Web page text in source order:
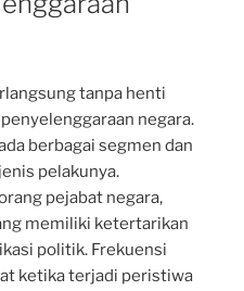
tanpa henti
negara.
berbagai segmen dan
pelakunya.
pejabat negara,
memiliki ketertarikan
politik. Frekuensi
ketika terjadi peristiwa